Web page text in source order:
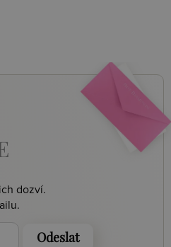
dozví.
Odeslat